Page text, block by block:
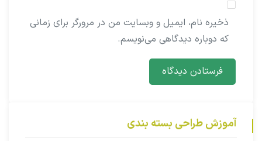
ذخیره نام، ایمیل و وبسایت من در مرورگر برای زمانی
که دوباره دیدگاهی می‌نویسم.
آموزش طراحی بسته بندی